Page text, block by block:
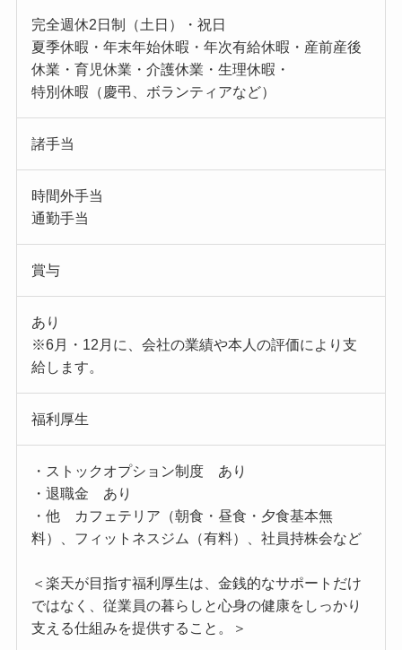
完全週休2日制（土日）・祝日
夏季休暇・年末年始休暇・年次有給休暇・産前産後
休業・育児休業・介護休業・生理休暇・
特別休暇（慶弔、ボランティアなど）
諸手当
時間外手当
通勤手当
賞与
あり
※6月・12月に、会社の業績や本人の評価により支
給します。
福利厚生
・ストックオプション制度 あり
・退職金 あり
・他 カフェテリア（朝食・昼食・夕食基本無
料）、フィットネスジム（有料）、社員持株会など
＜楽天が目指す福利厚生は、金銭的なサポートだけ
ではなく、従業員の暮らしと心身の健康をしっかり
支える仕組みを提供すること。＞